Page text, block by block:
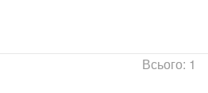
Всього: 1